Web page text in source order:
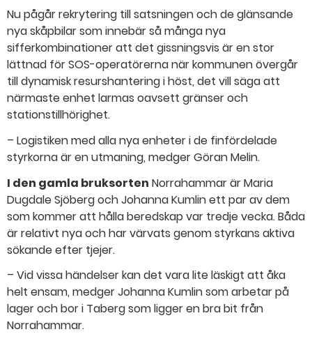
Nu pågår rekrytering till satsningen och de glänsande
nya skåpbilar som innebär så många nya
sifferkombinationer att det gissningsvis är en stor
lättnad för SOS-operatörerna när kommunen övergår
till dynamisk resurshantering i höst, det vill säga att
närmaste enhet larmas oavsett gränser och
stationstillhörighet.
– Logistiken med alla nya enheter i de finfördelade
styrkorna är en utmaning, medger Göran Melin.
I den gamla bruksorten Norrahammar är Maria
Dugdale Sjöberg och Johanna Kumlin ett par av dem
som kommer att hålla beredskap var tredje vecka. Båda
är relativt nya och har värvats genom styrkans aktiva
sökande efter tjejer.
– Vid vissa händelser kan det vara lite läskigt att åka
helt ensam, medger Johanna Kumlin som arbetar på
lager och bor i Taberg som ligger en bra bit från
Norrahammar.